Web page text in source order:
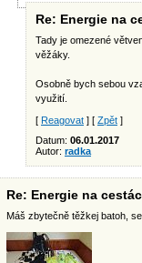
Re: Energie na
Tady je omezené
věžáky.
Osobně bych sebou
využití.
[ Reagovat ] [ Zpět ]
Datum: 06.01.2017
Autor: radka
Re: Energie na
Máš zbytečně těžkej batoh,